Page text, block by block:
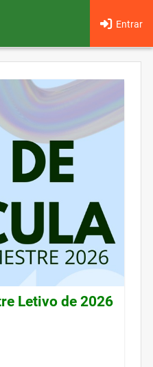
Entrar
Letivo de 2026